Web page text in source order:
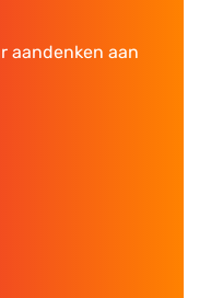
aandenken aan